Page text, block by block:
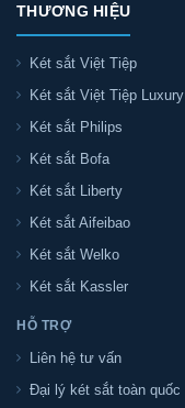
THƯƠNG HIỆU
Két sắt Việt Tiệp
Két sắt Việt Tiệp Luxury
Két sắt Philips
Két sắt Bofa
Két sắt Liberty
Két sắt Aifeibao
Két sắt Welko
Két sắt Kassler
HỖ TRỢ
Liên hệ tư vấn
Đại lý két sắt toàn quốc